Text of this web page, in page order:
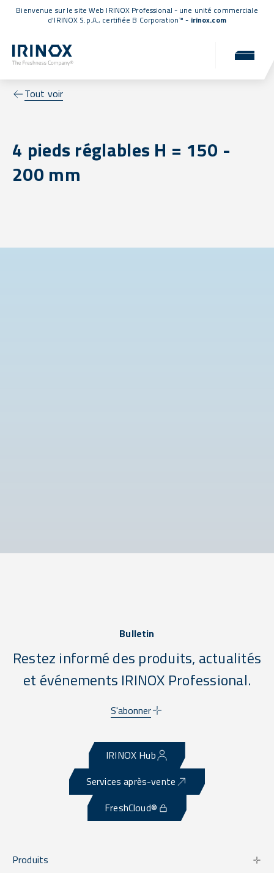
Bienvenue sur le site Web IRINOX Professional - une unité commerciale
d'IRINOX S.p.A., certifiée B Corporation™ - irinox.com
Tout voir
4 pieds réglables H = 150 -
200 mm
Bulletin
Restez informé des produits, actualités
et événements IRINOX Professional.
S'abonner
IRINOX Hub
Services après-vente
FreshCloud®
Produits